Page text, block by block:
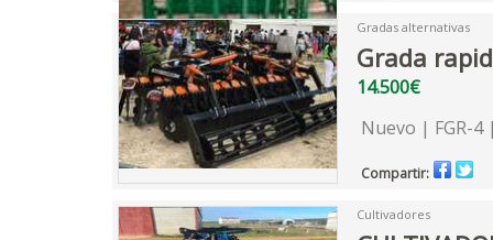
Gradas alternativas
Grada
14.500€
Nuevo | FGR-4
Compartir:
Cultivadores